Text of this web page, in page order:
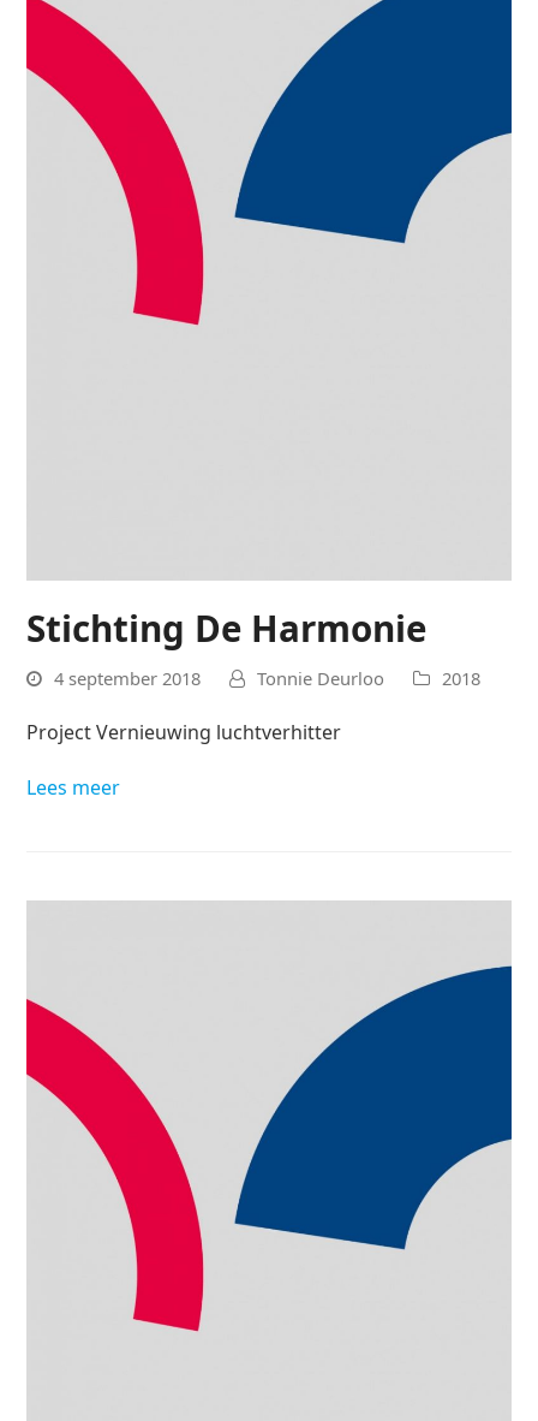
Stichting De Harmonie
4 september 2018 Tonnie Deurloo 2018
Project Vernieuwing luchtverhitter
Lees meer